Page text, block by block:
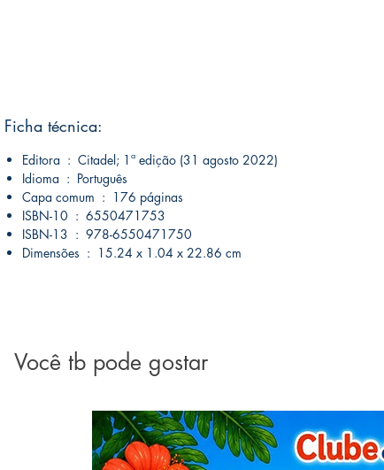
Ficha técnica:
Editora ‏ : ‎ Citadel; 1ª edição (31 agosto 2022)
Idioma ‏ : ‎ Português
Capa comum ‏ : ‎ 176 páginas
ISBN-10 ‏ : ‎ 6550471753
ISBN-13 ‏ : ‎ 978-6550471750
Dimensões ‏ : ‎ 15.24 x 1.04 x 22.86 cm
Você tb pode gostar